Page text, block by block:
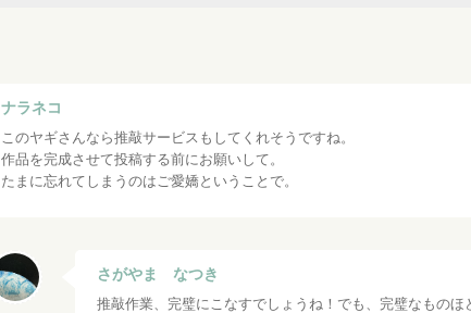
ナラネコ
このヤギさんなら推敲サービスもしてくれそうですね。
作品を完成させて投稿する前にお願いして。
たまに忘れてしまうのはご愛嬌ということで。
さがやま なつき
推敲作業、完璧にこなすでしょうね！でも、完璧なもの